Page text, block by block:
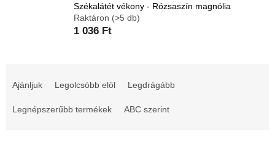
Székalátét vékony - Rózsaszín magnólia
Raktáron (>5 db)
1 036 Ft
m
Ajánljuk Legolcsóbb elöl Legdrágább
Legnépszerűbb termékek ABC szerint